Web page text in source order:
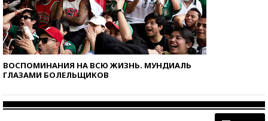
ВОСПОМИНАНИЯ НА ВСЮ ЖИЗНЬ. МУНДИАЛЬ
ГЛАЗАМИ БОЛЕЛЬЩИКОВ